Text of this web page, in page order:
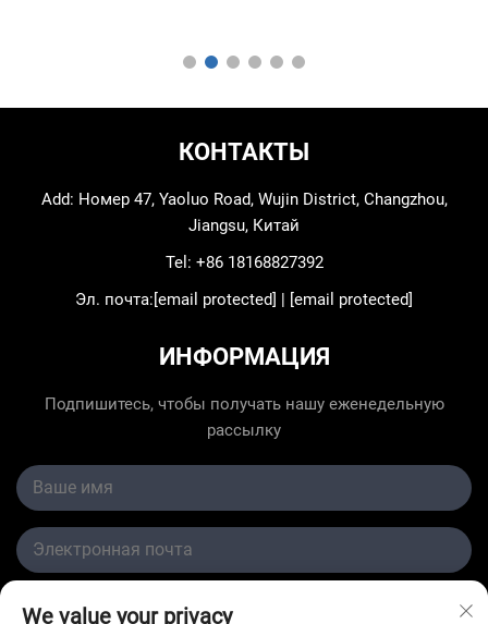
КОНТАКТЫ
Add: Номер 47, Yaoluo Road, Wujin District, Changzhou,
Jiangsu, Китай
Tel: +86 18168827392
Эл. почта: [email protected] [email protected]
ИНФОРМАЦИЯ
Подпишитесь, чтобы получать нашу еженедельную
рассылку
Отправить
We value your privacy